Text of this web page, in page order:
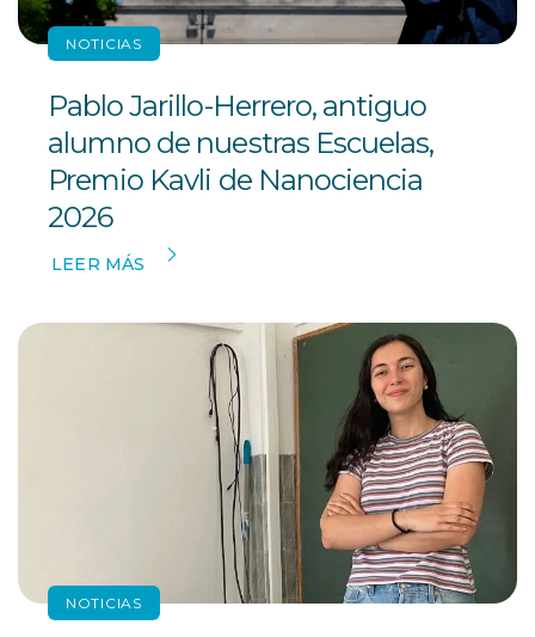
NOTICIAS
Pablo Jarillo-Herrero, antiguo
alumno de nuestras Escuelas,
Premio Kavli de Nanociencia
2026
LEER MÁS
NOTICIAS